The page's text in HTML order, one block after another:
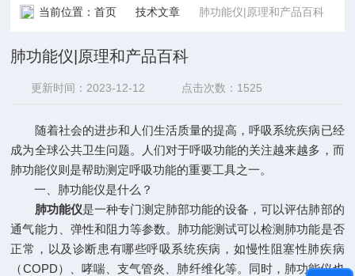
当前位置：首页 技术文章 肺功能仪|原理和产品百科
肺功能仪|原理和产品百科
更新时间：2023-12-12 点击次数：1525
随着社会的进步和人们生活质量的提高，呼吸系统疾病已经
成为全球公共卫生问题。人们对于呼吸功能的关注越来越多，而
肺功能仪则是帮助测定呼吸功能的重要工具之一。
一、肺功能仪是什么？
肺功能仪是一种专门测定肺部功能的设备，可以评估肺部的
通气能力、弹性和阻力等参数。肺功能测试可以检测肺功能是否
正常，以及诊断患有哪些呼吸系统疾病，如慢性阻塞性肺疾病
（COPD）、哮喘、支气管炎、肺纤维化等。同时，肺功能仪也